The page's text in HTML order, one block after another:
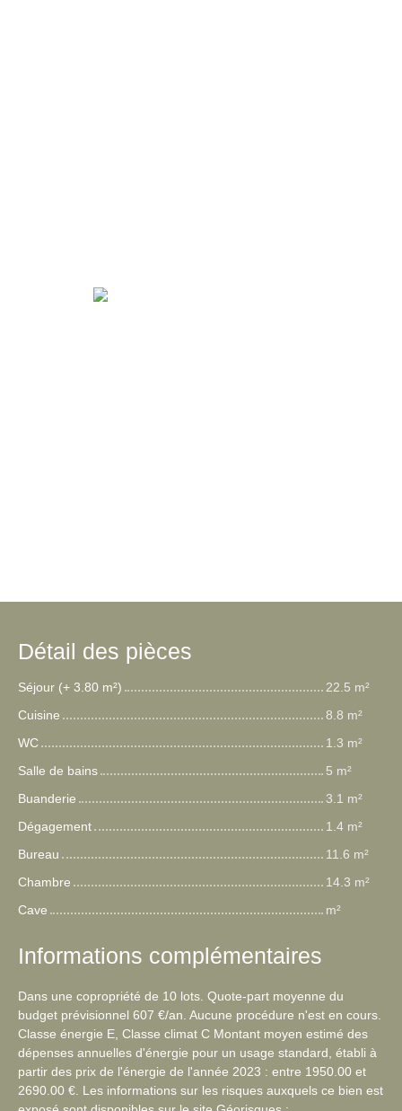
Détail des pièces
Séjour (+ 3.80 m²)
22.5 m²
Cuisine
8.8 m²
WC
1.3 m²
Salle de bains
5 m²
Buanderie
3.1 m²
Dégagement
1.4 m²
Bureau
11.6 m²
Chambre
14.3 m²
Cave
m²
Informations complémentaires
Dans une copropriété de 10 lots. Quote-part moyenne du
budget prévisionnel 607 €/an. Aucune procédure n'est en cours.
Classe énergie E, Classe climat C Montant moyen estimé des
dépenses annuelles d'énergie pour un usage standard, établi à
partir des prix de l'énergie de l'année 2023 : entre 1950.00 et
2690.00 €. Les informations sur les risques auxquels ce bien est